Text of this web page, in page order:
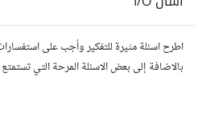
بالاضافة إلى بعض الاسئلة المرحة التي